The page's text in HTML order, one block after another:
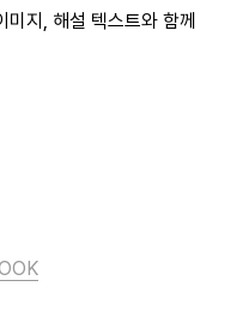
지, 해설 텍스트와 함께